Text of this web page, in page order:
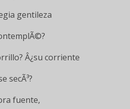
gentileza
Â¿su corriente
secÃ³?
fuente,